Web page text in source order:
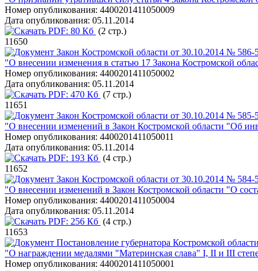
Номер опубликования: 4400201411050009
Дата опубликования: 05.11.2014
PDF: 80 Кб (2 стр.)
11650
Закон Костромской области от 30.10.2014 №
"О внесении изменения в статью 17 Закона Костромской
Номер опубликования: 4400201411050002
Дата опубликования: 05.11.2014
PDF: 470 Кб (7 стр.)
11651
Закон Костромской области от 30.10.2014 №
"О внесении изменений в Закон Костромской области "Об
Номер опубликования: 4400201411050011
Дата опубликования: 05.11.2014
PDF: 193 Кб (4 стр.)
11652
Закон Костромской области от 30.10.2014 №
"О внесении изменений в Закон Костромской области "О
Номер опубликования: 4400201411050004
Дата опубликования: 05.11.2014
PDF: 256 Кб (4 стр.)
11653
Постановление губернатора Костромской
"О награждении медалями "Материнская слава" I, II и III
Номер опубликования: 4400201411050001